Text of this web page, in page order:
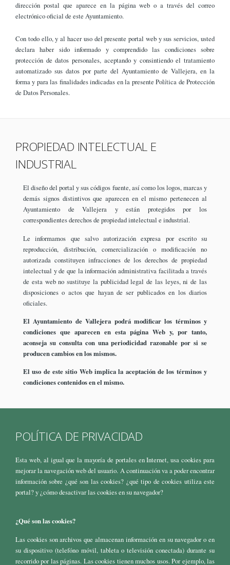
dirección postal que aparece en la página web o a través del correo
electrónico oficial de este Ayuntamiento.
Con todo ello, y al hacer uso del presente portal web y sus servicios, usted
declara haber sido informado y comprendido las condiciones sobre
protección de datos personales, aceptando y consintiendo el tratamiento
automatizado sus datos por parte del Ayuntamiento de Vallejera, en la
forma y para las finalidades indicadas en la presente Política de Protección
de Datos Personales.
PROPIEDAD INTELECTUAL E
INDUSTRIAL
El diseño del portal y sus códigos fuente, así como los logos, marcas y
demás signos distintivos que aparecen en el mismo pertenecen al
Ayuntamiento de Vallejera y están protegidos por los
correspondientes derechos de propiedad intelectual e industrial.
Le informamos que salvo autorización expresa por escrito su
reproducción, distribución, comercialización o modificación no
autorizada constituyen infracciones de los derechos de propiedad
intelectual y de que la información administrativa facilitada a través
de esta web no sustituye la publicidad legal de las leyes, ni de las
disposiciones o actos que hayan de ser publicados en los diarios
oficiales.
El Ayuntamiento de Vallejera podrá modificar los términos y
condiciones que aparecen en esta página Web y, por tanto,
aconseja su consulta con una periodicidad razonable por si se
producen cambios en los mismos.
El uso de este sitio Web implica la aceptación de los términos y
condiciones contenidos en el mismo.
POLÍTICA DE PRIVACIDAD
Esta web, al igual que la mayoría de portales en Internet, usa cookies para
mejorar la navegación web del usuario. A continuación va a poder encontrar
información sobre ¿qué son las cookies? ¿qué tipo de cookies utiliza este
portal? y ¿cómo desactivar las cookies en su navegador?
¿Qué son las cookies?
Las cookies son archivos que almacenan información en su navegador o en
su dispositivo (telefóno móvil, tableta o televisión conectada) durante su
recorrido por las páginas. Las cookies tienen muchos usos. Por ejemplo, las